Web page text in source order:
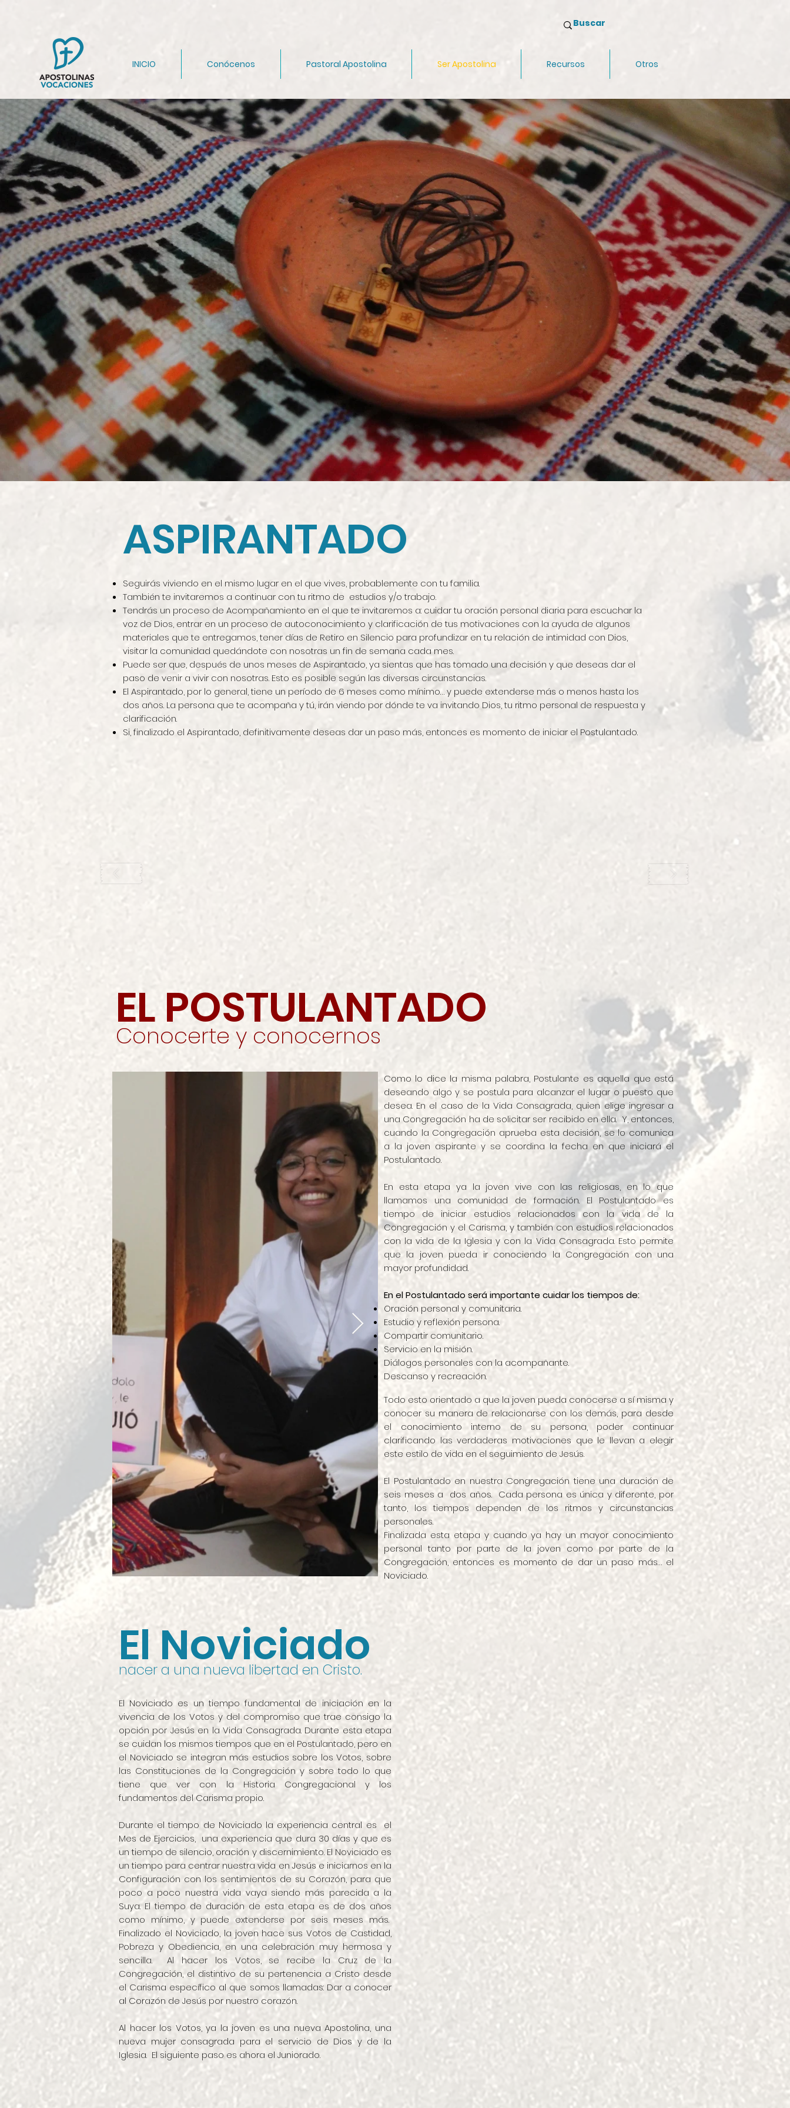
INICIO Conócenos Pastoral Apostolina Ser Apostolina Recursos Otros
ASPIRANTADO
Seguirás viviendo en el mismo lugar en el que vives, probablemente con tu familia.
También te invitaremos a continuar con tu ritmo de estudios y/o trabajo.
Tendrás un proceso de Acompañamiento en el que te invitaremos a: cuidar tu oración personal diaria para escuchar la
voz de Dios, entrar en un proceso de autoconocimiento y clarificación de tus motivaciones con la ayuda de algunos
materiales que te entregamos, tener días de Retiro en Silencio para profundizar en tu relación de intimidad con Dios,
visitar la comunidad quedándote con nosotras un fin de semana cada mes.
Puede ser que, después de unos meses de Aspirantado, ya sientas que has tomado una decisión y que deseas dar el
paso de venir a vivir con nosotras. Esto es posible según las diversas circunstancias.
El Aspirantado, por lo general, tiene un período de 6 meses como mínimo… y puede extenderse más o menos hasta los
dos años. La persona que te acompaña y tú, irán viendo por dónde te va invitando Dios, tu ritmo personal de respuesta y
clarificación.
Si, finalizado el Aspirantado, definitivamente deseas dar un paso más, entonces es momento de iniciar el Postulantado.
EL POSTULANTADO
Conocerte y conocernos
El Noviciado
nacer a una nueva libertad en Cristo.
El Noviciado es un tiempo fundamental de iniciación en la
vivencia de los Votos y del compromiso que trae consigo la
opción por Jesús en la Vida Consagrada. Durante esta etapa
se cuidan los mismos tiempos que en el Postulantado, pero en
el Noviciado se integran más estudios sobre los Votos, sobre
las Constituciones de la Congregación y sobre todo lo que
tiene que ver con la Historia Congregacional y los
fundamentos del Carisma propio.
Durante el tiempo de Noviciado la experiencia central es el
Mes de Ejercicios, una experiencia que dura 30 días y que es
un tiempo de silencio, oración y discernimiento. El Noviciado es
un tiempo para centrar nuestra vida en Jesús e iniciarnos en la
Configuración con los sentimientos de su Corazón, para que
poco a poco nuestra vida vaya siendo más parecida a la
Suya. El tiempo de duración de esta etapa es de dos años
como mínimo, y puede extenderse por seis meses más.
Finalizado el Noviciado, la joven hace sus Votos de Castidad,
Pobreza y Obediencia, en una celebración muy hermosa y
sencilla. Al hacer los Votos, se recibe la Cruz de la
Congregación, el distintivo de su pertenencia a Cristo desde
el Carisma específico al que somos llamadas: Dar a conocer
al Corazón de Jesús por nuestro corazón.
Al hacer los Votos, ya la joven es una nueva Apostolina, una
nueva mujer consagrada para el servicio de Dios y de la
Iglesia. El siguiente paso es ahora el Juniorado.
Como lo dice la misma palabra, Postulante es aquella que está
deseando algo y se postula para alcanzar el lugar o puesto que
desea. En el caso de la Vida Consagrada, quien elige ingresar a
una Congregación ha de solicitar ser recibido en ella. Y, entonces,
cuando la Congregación aprueba esta decisión, se lo comunica
a la joven aspirante y se coordina la fecha en que iniciará el
Postulantado.
En esta etapa ya la joven vive con las religiosas, en lo que
llamamos una comunidad de formación. El Postulantado es
tiempo de iniciar estudios relacionados con la vida de la
Congregación y el Carisma, y también con estudios relacionados
con la vida de la Iglesia y con la Vida Consagrada. Esto permite
que la joven pueda ir conociendo la Congregación con una
mayor profundidad.
En el Postulantado será importante cuidar los tiempos de:
Oración personal y comunitaria.
Estudio y reflexión persona.
Compartir comunitario.
Servicio en la misión.
Diálogos personales con la acompañante.
Descanso y recreación.
Todo esto orientado a que la joven pueda conocerse a sí misma y
conocer su manera de relacionarse con los demás, para desde
el conocimiento interno de su persona, poder continuar
clarificando las verdaderas motivaciones que le llevan a elegir
este estilo de vida en el seguimiento de Jesús.
El Postulantado en nuestra Congregación tiene una duración de
seis meses a dos años. Cada persona es única y diferente, por
tanto, los tiempos dependen de los ritmos y circunstancias
personales.
Finalizada esta etapa y cuando ya hay un mayor conocimiento
personal tanto por parte de la joven como por parte de la
Congregación, entonces es momento de dar un paso más… el
Noviciado.